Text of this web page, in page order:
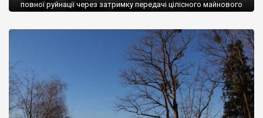
повної руйнації через затримку передачі цілісного майнового
фінансування. Про це стало відомо з аудиторського звіту
виконання Департаментом науки і освіти Харківської ОДА
бюджетних програм з підготовки кадрів закладами
професійної (професійнотехнічної) освіти. Садиба
Куликовських […]